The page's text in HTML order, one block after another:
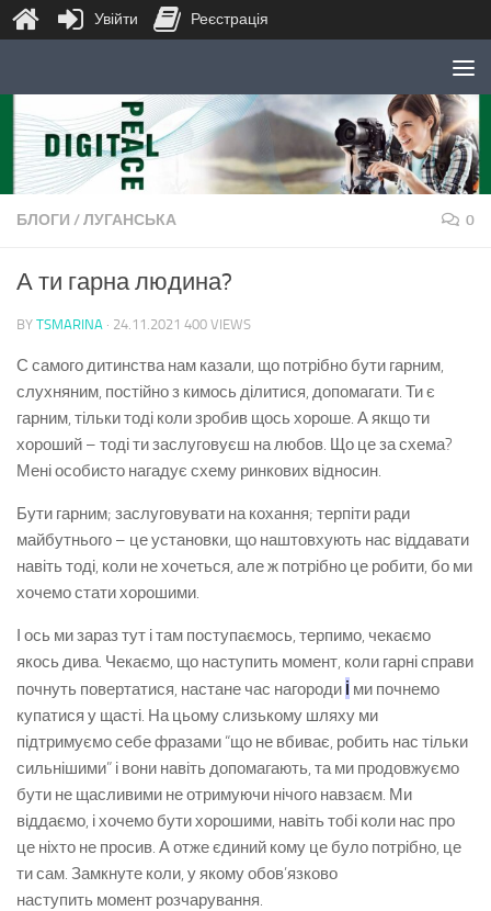
Skip to content
БЛОГИ /ЛУГАНСЬКА 0
А ти гарна людина?
BY TSMARINA · 24.11.2021 400 VIEWS
С самого дитинства нам казали, що потрібно бути гарним,
слухняним, постійно з кимось ділитися, допомагати. Ти є
гарним, тільки тоді коли зробив щось хороше. А якщо ти
хороший – тоді ти заслуговуєш на любов. Що це за схема?
Мені особисто нагадує схему ринкових відносин.
Бути гарним; заслуговувати на кохання; терпіти ради
майбутнього – це установки, що наштовхують нас віддавати
навіть тоді, коли не хочеться, але ж потрібно це робити, бо ми
хочемо стати хорошими.
І ось ми зараз тут і там поступаємось, терпимо, чекаємо
якось дива. Чекаємо, що наступить момент, коли гарні справи
почнуть повертатися, настане час нагороди і ми почнемо
купатися у щасті. На цьому слизькому шляху ми
підтримуємо себе фразами “що не вбиває, робить нас тільки
сильнішими” і вони навіть допомагають, та ми продовжуємо
бути не щасливими не отримуючи нічого навзаєм. Ми
віддаємо, і хочемо бути хорошими, навіть тобі коли нас про
це ніхто не просив. А отже єдиний кому це було потрібно, це
ти сам. Замкнуте коли, у якому обов’язково
наступить момент розчарування.
Увійти Реєстрація